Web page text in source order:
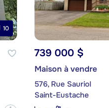
10
739 000 $
Maison à vendre
576, Rue Sauriol
Saint-Eustache